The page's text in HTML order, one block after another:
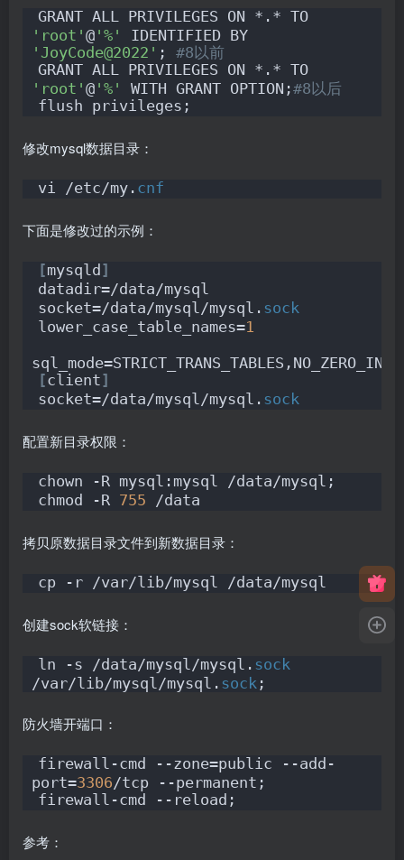
'root' @ '%'
'JoyCode@2022' ; #8以前
'root' @ '%' WITH GRANT OPTION;#8以后
flush privileges;
修改mysql数据目录：
vi /etc/my. cnf
下面是修改过的示例：
[mysqld ]
datadir=/data/mysql
socket=/data/mysql/mysql. sock
lower_case_table_names=1
[client]
socket=/data/mysql/mysql. sock
配置新目录权限：
chown -R mysql:mysql /data/mysql;
chmod -R 755 /data
拷贝原数据目录文件到新数据目录：
cp -r /var/lib/mysql /data/mysql
创建sock软链接：
ln -s /data/mysql/mysql. sock
/var/lib/mysql/mysql. sock ;
防火墙开端口：
firewall-cmd --zone=public --add-
port=3306/tcp --permanent;
firewall-cmd --reload;
参考：